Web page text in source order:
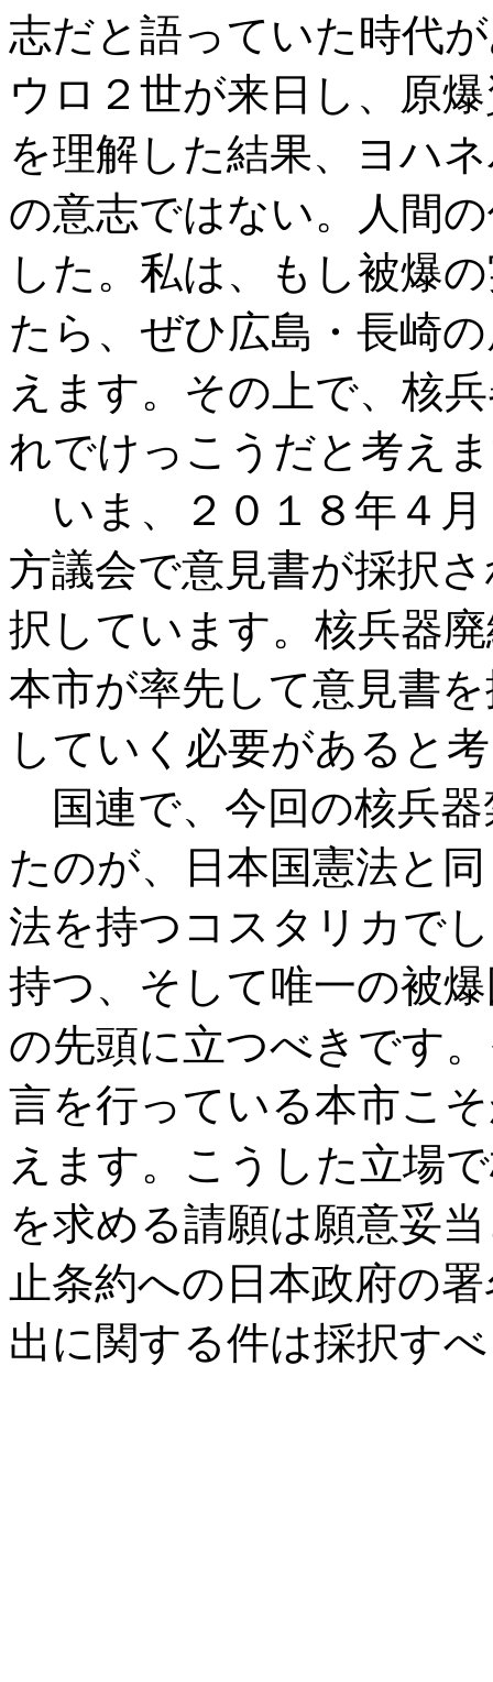
志だと語っていた時代
ウロ２世が来日し、原
を理解した結果、ヨハ
の意志ではない。人間
した。私は、もし被爆
たら、ぜひ広島・長崎
えます。その上で、核
れでけっこうだと考え
いま、２０１８年４月
方議会で意見書が採択
択しています。核兵器
本市が率先して意見書
していく必要があると
国連で、今回の核兵
たのが、日本国憲法と
法を持つコスタリカで
持つ、そして唯一の被
の先頭に立つべきです
言を行っている本市こ
えます。こうした立場
を求める請願は願意妥
止条約への日本政府の
出に関する件は採択す